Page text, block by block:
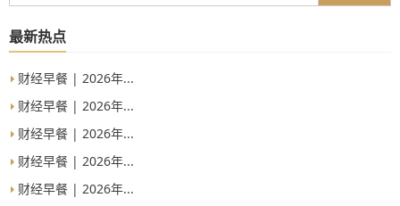
最新热点
财经早餐 | 2026年...
财经早餐 | 2026年...
财经早餐 | 2026年...
财经早餐 | 2026年...
财经早餐 | 2026年...